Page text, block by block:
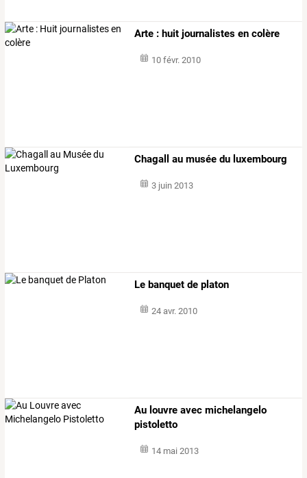
Arte : huit journalistes en colère
10 févr. 2010
Chagall au musée du luxembourg
3 juin 2013
Le banquet de platon
24 avr. 2010
Au louvre avec michelangelo
pistoletto
14 mai 2013